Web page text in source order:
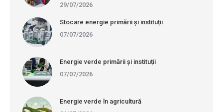
29/07/2026
Stocare energie primării și instituții
07/07/2026
Energie verde primării și instituții
07/07/2026
Energie verde în agricultură